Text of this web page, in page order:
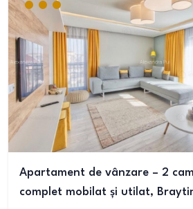
Apartament de vânzare – 2
complet mobilat și utilat,